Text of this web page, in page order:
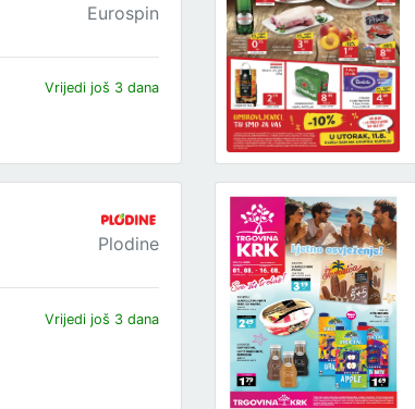
Eurospin
Vrijedi još 3 dana
Plodine
Vrijedi još 3 dana